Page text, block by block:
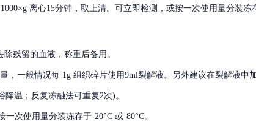
离心15分钟，取上清。可立即检测，或按一次使用量分装冻
残留的血液，称重后备用。
，一般情况每 1g 组织碎片使用9ml裂解液。另外建议在裂解液中
温；反复冻融法可重复2次)。
次使用量分装冻存于-20°C 或-80°C。